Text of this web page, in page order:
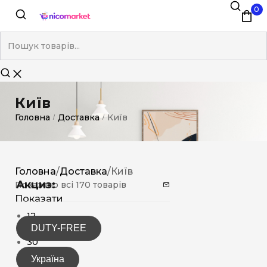
0
Київ
Головна / Доставка / Київ
Акциз:
DUTY-FREE
Україна
Головна/Доставка/Київ
Показано всі 170 товарів
Показати
12
15
30